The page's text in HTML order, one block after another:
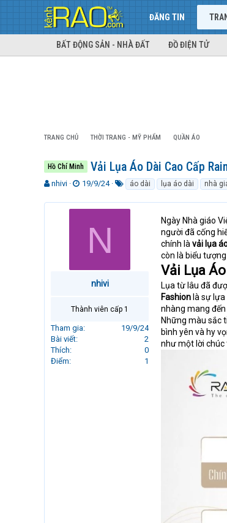
ĐĂNG TIN
BẤT ĐỘNG SẢN - NHÀ ĐẤT ĐỒ ĐIỆN TỬ
TRANG CHỦ THỜI TRANG - MỸ PHẨM QUẦN ÁO
Hồ Chí Minh Vải Lụa Áo Dài Cao Cấp
T
r
nhivi
N
à
19/9/24
k
áo dài lụa áo dài nhà
N
nhivi
Thành viên cấp 1
Tham gia
19/9/24
Bài viết
2
Thích
0
Điểm
1
Ngày Nhà giáo
người đã cống
chính là vải lụa
còn là biểu
Vải Lụa
Lụa từ lâu đã
Fashion là sự
nhàng mang
Những màu sắc
bình yên và hy
như một lời chúc